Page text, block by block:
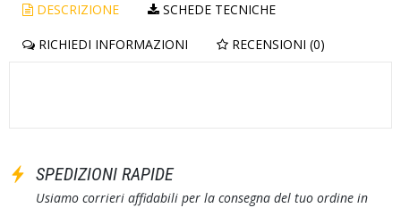
DESCRIZIONE SCHEDE TECNICHE
RICHIEDI INFORMAZIONI RECENSIONI (0)
SPEDIZIONI RAPIDE
Usiamo corrieri affidabili per la consegna del tuo ordine in